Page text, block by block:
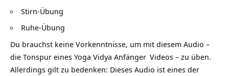
Stirn-Übung
Ruhe-Übung
Du brauchst keine Vorkenntnisse, um mit diesem Audio –
die Tonspur eines Yoga Vidya Anfänger Videos – zu üben.
Allerdings gilt zu bedenken: Dieses Audio ist eines der